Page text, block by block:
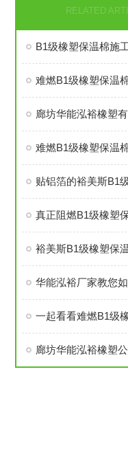
RELATED
难燃B1级橡塑保温